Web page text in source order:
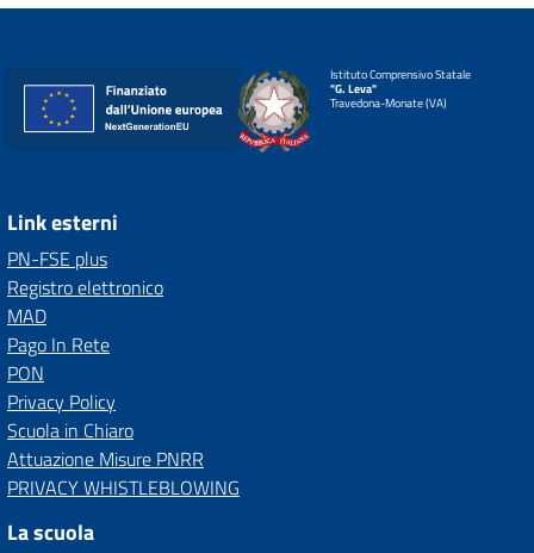
Istituto Comprensivo Statale
"G. Leva"
Travedona-Monate (VA)
Link esterni
PN-FSE plus
Registro elettronico
MAD
Pago In Rete
PON
Privacy Policy
Scuola in Chiaro
Attuazione Misure PNRR
PRIVACY WHISTLEBLOWING
La scuola